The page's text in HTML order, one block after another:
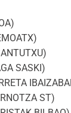
SASKI)
ST)